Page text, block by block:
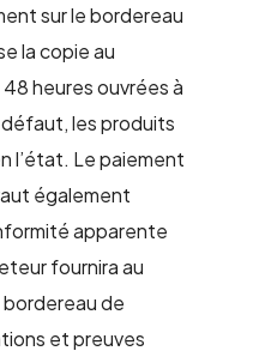
sur le bordereau
la copie au
heures ouvrées à
les produits
l’état. Le paiement
également
apparente
fournira au
bordereau de
et preuves